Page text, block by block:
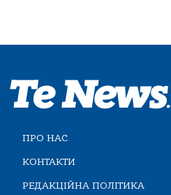
ПРО НАС
КОНТАКТИ
РЕДАКЦІЙНА ПОЛІТИКА